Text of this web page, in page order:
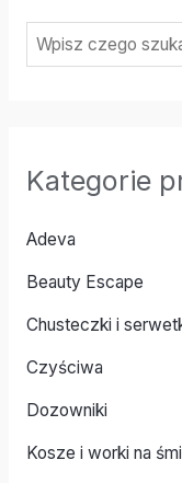
Kategorie
Adeva
Beauty Escape
Chusteczki i
Czyściwa
Dozowniki
Kosze i worki na